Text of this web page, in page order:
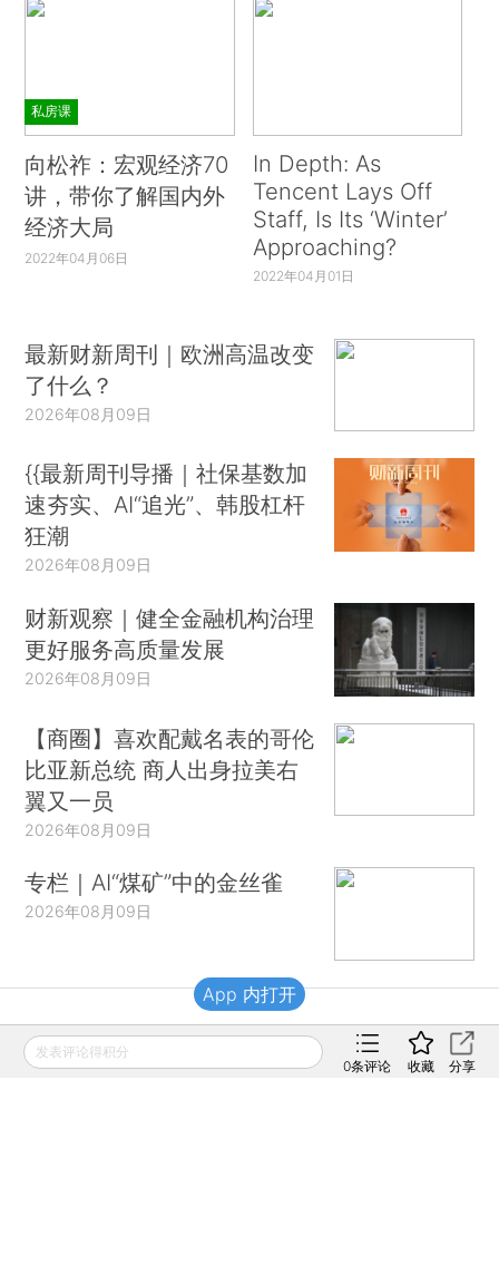
私房课
向松祚：宏观经济70
讲，带你了解国内外
经济大局
2022年04月06日
In Depth: As
Tencent Lays Off
Staff, Is Its ‘Winter’
Approaching?
2022年04月01日
最新财新周刊｜欧洲高温改变
了什么？
2026年08月09日
{{最新周刊导播｜社保基数加
速夯实、AI“追光”、韩股杠杆
狂潮
2026年08月09日
财新观察｜健全金融机构治理
更好服务高质量发展
2026年08月09日
【商圈】喜欢配戴名表的哥伦
比亚新总统 商人出身拉美右
翼又一员
2026年08月09日
专栏｜AI“煤矿”中的金丝雀
2026年08月09日
财新移动
发表评论得积分
0条评论 收藏 分享
App 内打开